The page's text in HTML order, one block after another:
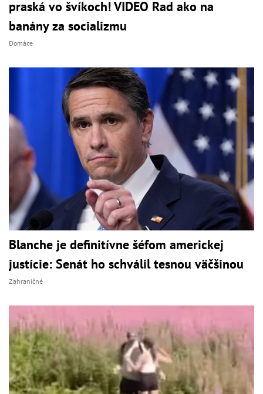
praská vo švíkoch! VIDEO Rad ako na
banány za socializmu
Domáce
Blanche je definitívne šéfom americkej
justície: Senát ho schválil tesnou väčšinou
Zahraničné